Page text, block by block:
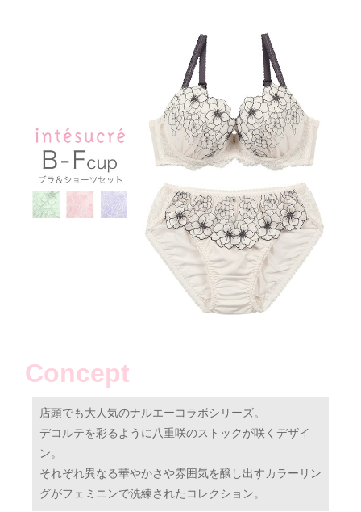
Concept
店頭でも大人気のナルエーコラボシリーズ。
デコルテを彩るように八重咲のストックが咲くデザイ
ン。
それぞれ異なる華やかさや雰囲気を醸し出すカラーリン
グがフェミニンで洗練されたコレクション。